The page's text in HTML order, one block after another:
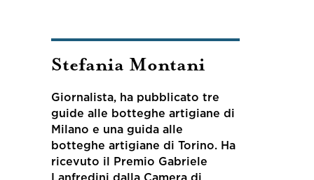
Stefania Montani
Giornalista, ha pubblicato tre
guide alle botteghe artigiane di
Milano e una guida alle
botteghe artigiane di Torino. Ha
ricevuto il Premio Gabriele